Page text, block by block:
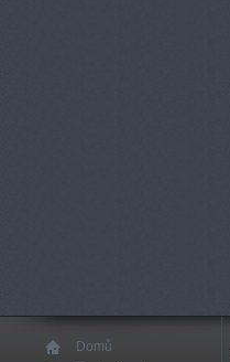
Domů